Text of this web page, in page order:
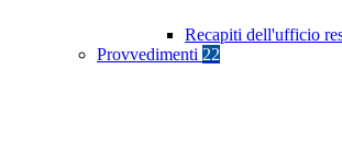
Recapiti dell'ufficio
Provvedimenti 22